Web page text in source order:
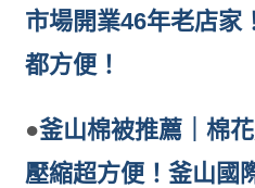
市場開業46年老店家
都方便！
●釜山棉被推薦｜棉
壓縮超方便！釜山國